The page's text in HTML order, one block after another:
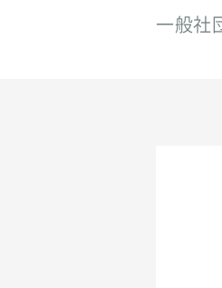
一般社